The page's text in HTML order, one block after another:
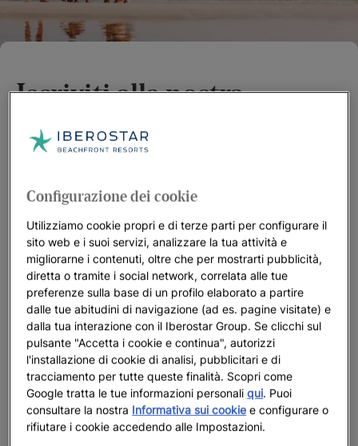
Iscriviti alla nostra
newsletter
OFFERTE ESCLUSIVE
Configurazione dei cookie
Utilizziamo cookie propri e di terze parti per configurare il
sito web e i suoi servizi, analizzare la tua attività e
migliorarne i contenuti, oltre che per mostrarti pubblicità,
diretta o tramite i social network, correlata alle tue
preferenze sulla base di un profilo elaborato a partire
dalle tue abitudini di navigazione (ad es. pagine visitate) e
dalla tua interazione con il Iberostar Group. Se clicchi sul
pulsante "Accetta i cookie e continua", autorizzi
l'installazione di cookie di analisi, pubblicitari e di
tracciamento per tutte queste finalità. Scopri come
Google tratta le tue informazioni personaliqui. Puoi
consultare la nostra Informativa sui cookie e configurare o
rifiutare i cookie accedendo alle Impostazioni.